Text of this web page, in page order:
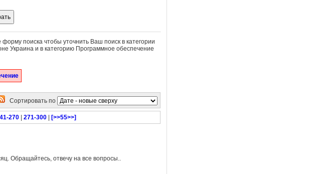
форму поиска чтобы уточнить Ваш поиск в категории
Украина и в категорию Программное обеспечение
Сортировать по
270| 271-300| [>>55>>]
Обращайтесь, отвечу на все вопросы..